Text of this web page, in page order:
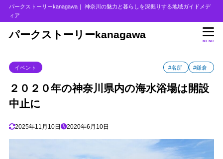
パークストーリーkanagawa｜ 神奈川の魅力と暮らしを深掘りする地域ガイドメデ
ィア
パークストーリーkanagawa
MENU
イベント #名所 #鎌倉
２０２０年の神奈川県内の海水浴場は開設
中止に
2025年11月10日 2020年6月10日
目次
2 閑散とする由比ヶ浜海岸
3 由比ヶ浜海岸を少し歩いてみた
4 さいごに